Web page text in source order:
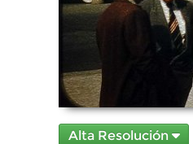
Alta Resolución